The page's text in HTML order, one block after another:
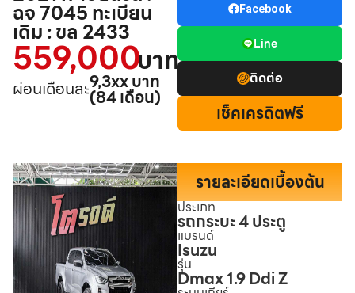
ฉจ 7045 ทะเบียน
เดิม : ขล 2433
559,000บาท
ผ่อนเดือนละ9,3xx บาท
(84 เดือน)
Facebook
Line
ติดต่อ
เช็คเครดิตฟรี
รายละเอียดเบื้องต้น
ประเภท
รถกระบะ 4 ประตู
แบรนด์
Isuzu
รุ่น
Dmax 1.9 Ddi Z